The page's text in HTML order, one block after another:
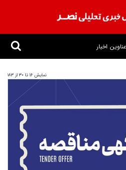
عناوین اخبار
نمایش 16 تا 30 از 183